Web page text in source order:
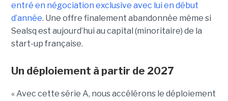
entré en négociation exclusive avec lui en début
d’année. Une offre finalement abandonnée même si
Sealsq est aujourd’hui au capital (minoritaire) de la
start-up française.
Un déploiement à partir de 2027
« Avec cette série A, nous accélérons le déploiement